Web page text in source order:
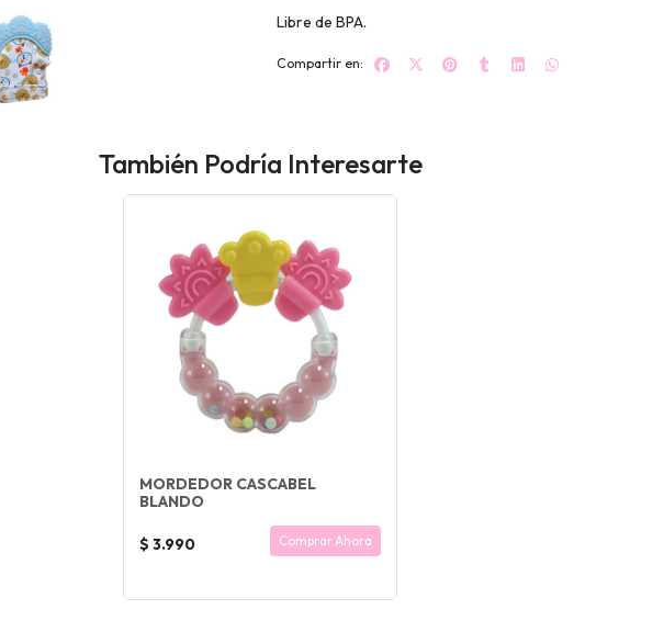
Libre de BPA.
Compartir en:
También Podría Interesarte
MORDEDOR CASCABEL
BLANDO
$ 3.990 Comprar Ahora